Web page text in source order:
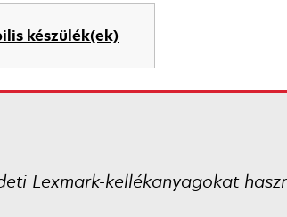
készülék(ek)
Lexmark-kellékanyagokat